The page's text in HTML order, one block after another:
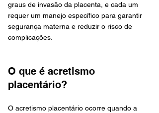
graus de invasão da placenta, e cada um
requer um manejo específico para garantir
segurança materna e reduzir o risco de
complicações.
O que é acretismo
placentário?
O acretismo placentário ocorre quando a